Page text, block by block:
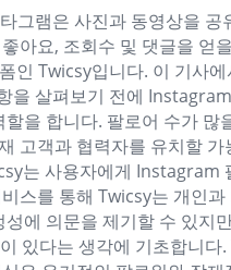
램은 사진과 동영상을
아요, 조회수 및 댓글을 얻
Twicsy입니다. 이 기사
살펴보기 전에
을 합니다. 팔로어 수가 많
고객과 협력자를 유치할
는 사용자에게 Instagram
스를 통해 Twicsy는 개인
에 의문을 제기할 수 있지
있다는 생각에 기초합니